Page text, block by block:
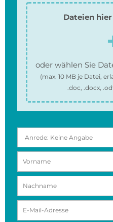
Dateien
oder wählen Sie
(max. 10 MBje Datei,
.doc, .docx,